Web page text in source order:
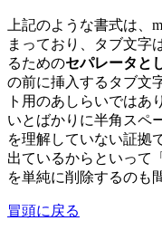
上記のような書式は、
まっており、タブ文字
るためのセパレータと
の前に挿入するタブ文
ト用のあしらいではあ
いとばかりに半角スペ
を理解していない証拠
出ているからといって
を単純に削除するのも
冒頭に戻る